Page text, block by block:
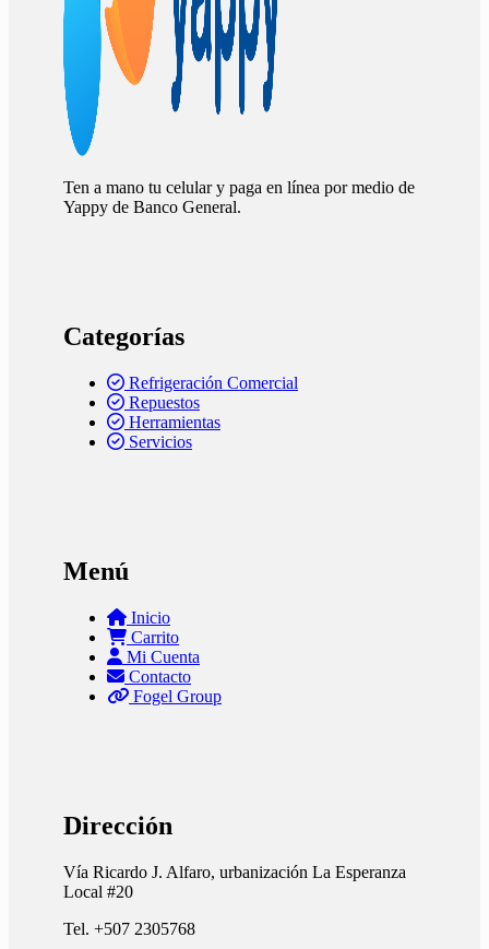
Ten a mano tu celular y paga en línea por medio de
Yappy de Banco General.
Categorías
Refrigeración Comercial
Repuestos
Herramientas
Servicios
Menú
Inicio
Carrito
Mi Cuenta
Contacto
Fogel Group
Dirección
Vía Ricardo J. Alfaro, urbanización La Esperanza
Local #20
Tel. +507 2305768